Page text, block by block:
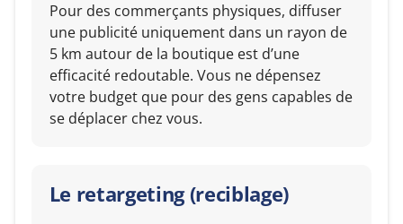
Pour des commerçants physiques, diffuser
une publicité uniquement dans un rayon de
5 km autour de la boutique est d’une
efficacité redoutable. Vous ne dépensez
votre budget que pour des gens capables de
se déplacer chez vous.
Le retargeting (reciblage)